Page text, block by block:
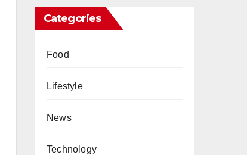
Categories
Food
Lifestyle
News
Technology